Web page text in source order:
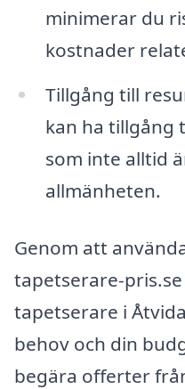
minimerar du
kostnader
Tillgång till
kan ha tillgång
som inte alltid
allmänheten.
Genom att
tapetserare-
tapetserare i
behov och din
begära offerter